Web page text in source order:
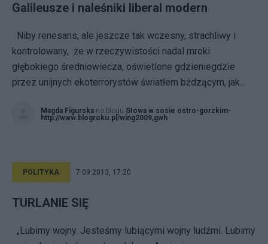
Galileusze i naleśniki liberal modern
Niby renesans, ale jeszcze tak wczesny, strachliwy i
kontrolowany, że w rzeczywistości nadal mroki
głębokiego średniowiecza, oświetlone gdzieniegdzie
przez unijnych ekoterrorystów światłem bżdzącym, jak...
Magda Figurska na blogu Słowa w sosie ostro-gorzkim-
http://www.blogroku.pl/wing2009,gwh
POLITYKA 7.09.2013, 17:20
TURLANIE SIĘ
„Lubimy wojny. Jesteśmy lubiącymi wojny ludźmi. Lubimy